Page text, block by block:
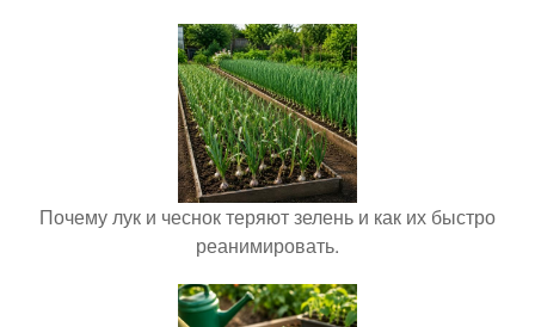
Почему лук и чеснок теряют зелень и как их быстро
реанимировать.